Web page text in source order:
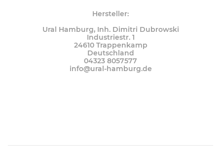
Hersteller:
Ural Hamburg, Inh. Dimitri Dubrowski
Industriestr. 1
24610 Trappenkamp
Deutschland
04323 8057577
info@ural-hamburg.de